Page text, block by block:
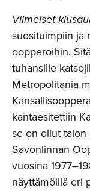
Viimeiset
suosituimpiin ja
oopperoihin.
tuhansille
Metropolitania
kantaesitettiin
se on ollut talon
Savonlinnan
vuosina
näyttämöillä eri